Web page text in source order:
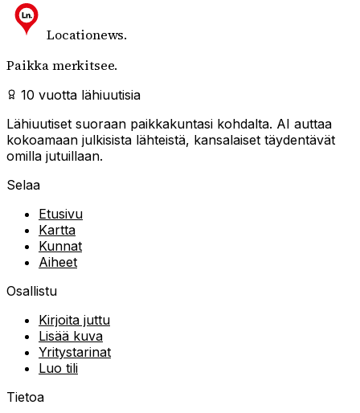
Locationews.
Paikka merkitsee.
10 vuotta lähiuutisia
Lähiuutiset suoraan paikkakuntasi kohdalta. AI auttaa
kokoamaan julkisista lähteistä, kansalaiset täydentävät
omilla jutuillaan.
Selaa
Etusivu
Kartta
Kunnat
Aiheet
Osallistu
Kirjoita juttu
Lisää kuva
Yritystarinat
Luo tili
Tietoa